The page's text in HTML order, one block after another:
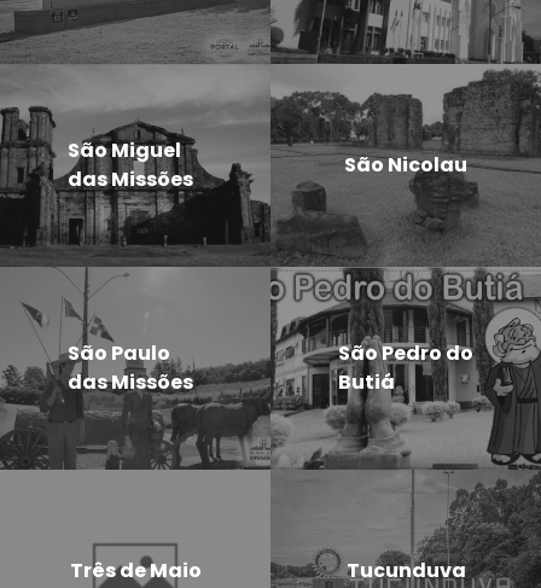
São Miguel
das Missões
São Nicolau
São Paulo
das Missões
São Pedro do
Butiá
Três de Maio Tucunduva